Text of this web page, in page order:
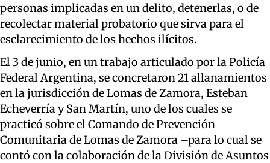
personas implicadas en un delito, detenerlas, o de
recolectar material probatorio que sirva para el
esclarecimiento de los hechos ilícitos.
El 3 de junio, en un trabajo articulado por la Policía
Federal Argentina, se concretaron 21 allanamientos
en la jurisdicción de Lomas de Zamora, Esteban
Echeverría y San Martín, uno de los cuales se
practicó sobre el Comando de Prevención
Comunitaria de Lomas de Zamora –para lo cual se
contó con la colaboración de la División de Asuntos